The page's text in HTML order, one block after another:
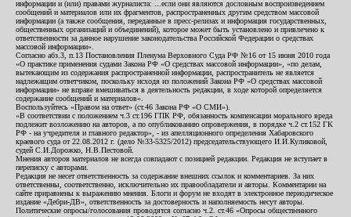
информации и (или) правами журналиста: ...если они являются дословным воспроизведением
сообщений и материалов или их фрагментов, распространенных другим средством массовой
информации (а также сообщения, переданные в пресс-релизах и информация государственных,
общественных организаций и объединений), которое может быть установлено и привлечено к
ответственности за данное нарушение законодательства Российской Федерации о средствах
массовой информации».
Согласно абз.3, п.13 Постановления Пленума Верховного Суда РФ №16 от 15 июня 2010 года
«О практике применения судами Закона РФ «О средствах массовой информации», «по делам,
вытекающим из содержания распространенной информации, распространитель не является
надлежащим ответчиком, поскольку исходя из положений Закона РФ «О средствах массовой
информации» не вправе вмешиваться в деятельность редакции, в ходе которой определяется
содержание сообщений и материалов».
Воспользуйтесь «Правом на ответ» (ст.46 Закона РФ «О СМИ»).
«В соответствии с положением ч.3 ст.196 ГПК РФ, обязанность компенсации морального вреда
подлежит возложению на авторов, а по опубликованию опровержения, в порядке ч.2 ст.152 ГК
РФ - на учредителя и главного редактор», - из апелляционного определения Хабаровского
краевого суда от 22.08.2012 г. (дело №33-5325/2012) председательствующего И.И.Куликовой,
судей С.И.Дорожко, Н.В.Пестовой.
Мнения авторов материалов не всегда совпадают с позицией редакции. Редакция не вступает в
переписку с авторами.
Редакция не несет ответственность за содержание внешних ссылок и комментариев. За них
ответственны, соответственно, исключительно их правообладатели и авторы. Комментарии на
сайте приравнены к выражению мнения. Блоги и форум не входят в электронное периодическое
издание «Дебри-ДВ», ответственность за достоверность и наполняемость несут авторы.
Политические опросы/голосования проводятся согласно ч.2. ст.46 «Опросы общественного